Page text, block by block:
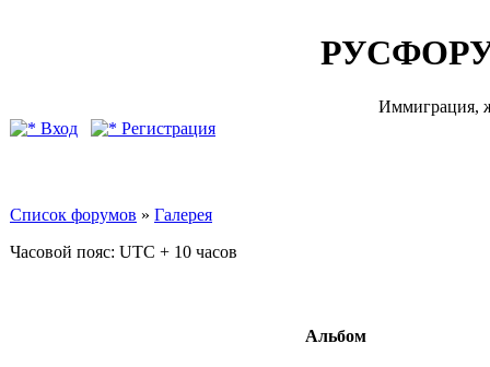
Иммиграция,
Вход
Регистрация
Список форумов » Галерея
Часовой пояс: UTC + 10 часов
Альбом